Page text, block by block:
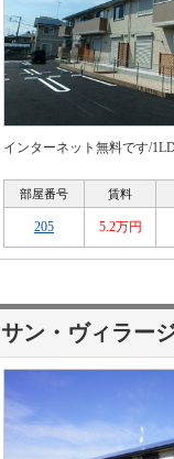
インターネット無料です/
部屋番号 賃料
205 5.2万円
サン・ヴィラー